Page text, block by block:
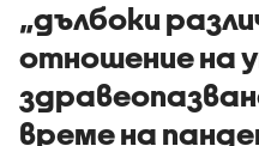
„дълбоки
отношение на
време на